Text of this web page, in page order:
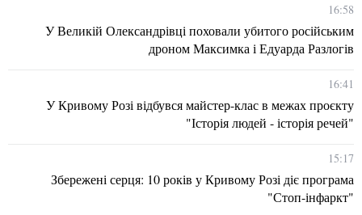
16:58
У Великій Олександрівці поховали убитого російським
дроном Максимка і Едуарда Разлогів
16:41
У Кривому Розі відбувся майстер-клас в межах проєкту
"Історія людей - історія речей"
15:17
Збережені серця: 10 років у Кривому Розі діє програма
"Стоп-інфаркт"